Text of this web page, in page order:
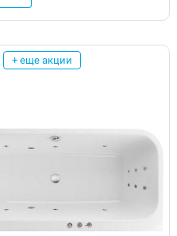
+ еще акции